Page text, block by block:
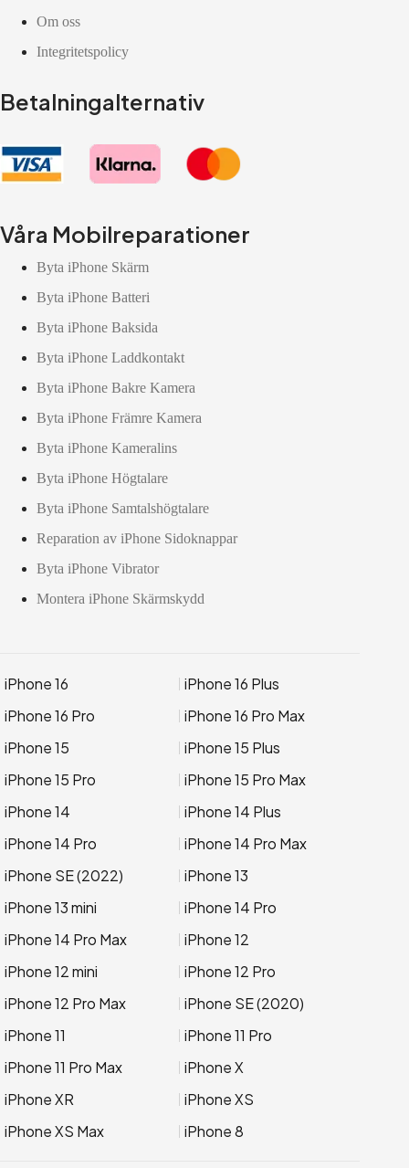
Om oss
Integritetspolicy
Betalningalternativ
Våra Mobilreparationer
Byta iPhone Skärm
Byta iPhone Batteri
Byta iPhone Baksida
Byta iPhone Laddkontakt
Byta iPhone Bakre Kamera
Byta iPhone Främre Kamera
Byta iPhone Kameralins
Byta iPhone Högtalare
Byta iPhone Samtalshögtalare
Reparation av iPhone Sidoknappar
Byta iPhone Vibrator
Montera iPhone Skärmskydd
iPhone 16
iPhone 16 Plus
iPhone 16 Pro
iPhone 16 Pro Max
iPhone 15
iPhone 15 Plus
iPhone 15 Pro
iPhone 15 Pro Max
iPhone 14
iPhone 14 Plus
iPhone 14 Pro
iPhone 14 Pro Max
iPhone SE (2022)
iPhone 13
iPhone 13 mini
iPhone 14 Pro
iPhone 14 Pro Max
iPhone 12
iPhone 12 mini
iPhone 12 Pro
iPhone 12 Pro Max
iPhone SE (2020)
iPhone 11
iPhone 11 Pro
iPhone 11 Pro Max
iPhone X
iPhone XR
iPhone XS
iPhone XS Max
iPhone 8